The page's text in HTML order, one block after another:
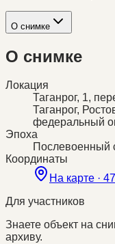
О снимке
О снимке
Локация
Таганрог, 1,
Таганрог,
федеральный
Эпоха
Послевоенный
Координаты
На карте ·
Для участников
Знаете объект на
архиву.